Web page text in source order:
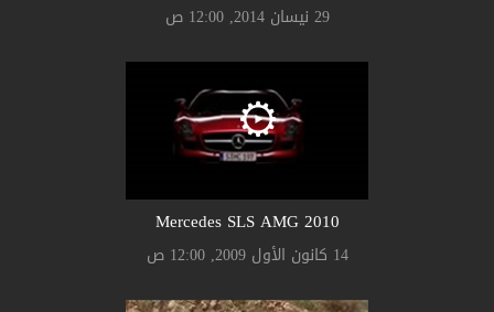
29 نيسان 2014, 12:00 ص
Mercedes SLS AMG 2010
14 كانون الأول 2009, 12:00 ص